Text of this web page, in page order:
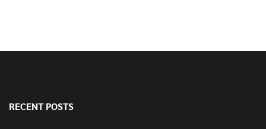
RECENT POSTS